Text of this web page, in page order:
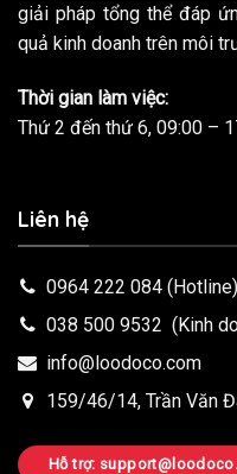
giải pháp tổng thể đáp
quả kinh doanh trên môi
Thời gian làm việc:
Thứ 2 đến thứ 6, 09:00 –
Liên hệ
0964 222 084 (Hotline)
038 500 9532 (Kinh
info@loodoco.com
159/46/14, Trần Văn
Hỗ trợ: